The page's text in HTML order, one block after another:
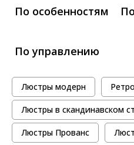
По особенностям
По управлению
Люстры модерн
Люстры в скандинавском
Люстры Прованс